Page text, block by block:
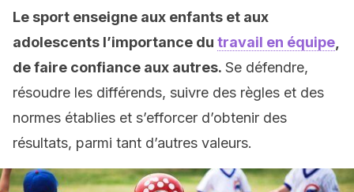
Le sport enseigne aux enfants et aux
adolescents l’importance du travail en équipe
de faire confiance aux autres. Se défendre,
résoudre les différends, suivre des règles et des
normes établies et s’efforcer d’obtenir des
résultats, parmi tant d’autres valeurs.